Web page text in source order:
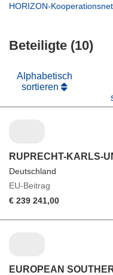
Fenster)
HORIZON-
Beteiligte (10)
Alphabetisch
sortieren
RUPRECHT-KARLS-
Deutschland
EU-Beitrag
€ 239 241,00
EUROPEAN